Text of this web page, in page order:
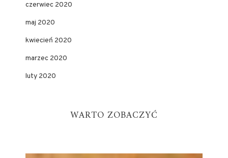
czerwiec 2020
maj 2020
kwiecień 2020
marzec 2020
luty 2020
WARTO ZOBACZYĆ